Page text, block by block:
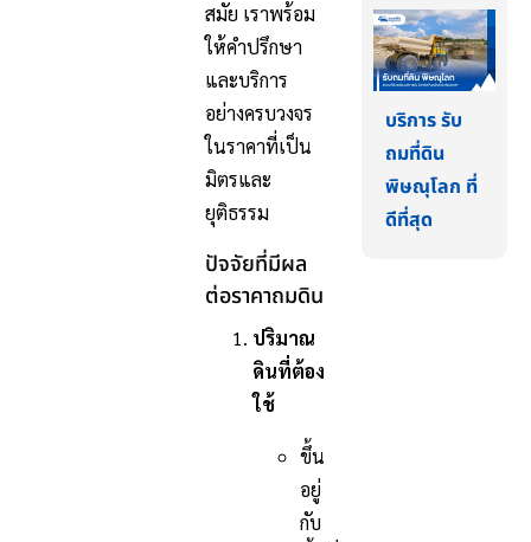
สมัย เราพร้อม
ให้คำปรึกษา
และบริการ
อย่างครบวงจร
ในราคาที่เป็น
มิตรและ
ยุติธรรม
ปัจจัยที่มีผล
ต่อราคาถมดิน
ปริมาณ
ดินที่ต้อง
ใช้
ขึ้น
อยู่
กับ
บริการ รับ
ถมที่ดิน
พิษณุโลก ที่
ดีที่สุด